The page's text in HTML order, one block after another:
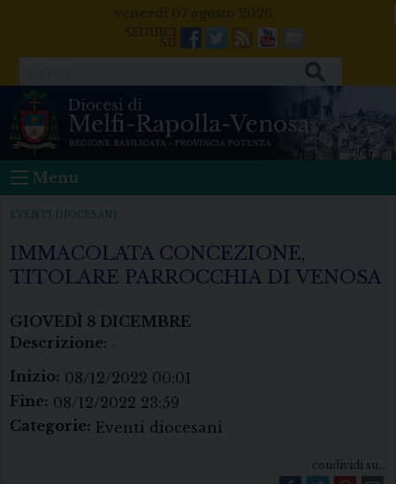
venerdì 07 agosto 2026
Facebook
Twitter
FeedsYoutube
Mail
Menu
EVENTI DIOCESANI
IMMACOLATA CONCEZIONE,
TITOLARE PARROCCHIA DI VENOSA
GIOVEDÌ 8 DICEMBRE
Descrizione: .
Inizio: 08/12/2022 00:01
Fine: 08/12/2022 23:59
Categorie: Eventi diocesani
condividi su...